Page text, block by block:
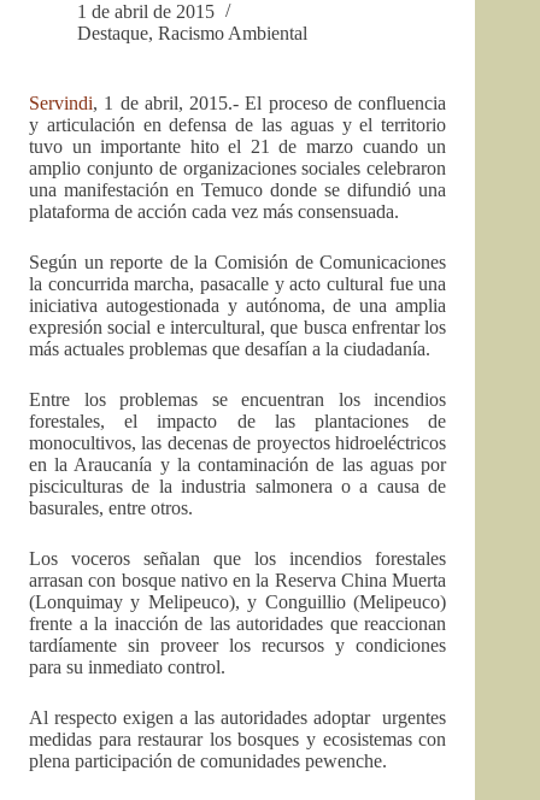
1 de abril de 2015
Destaque, Racismo Ambiental
Servindi, 1 de abril, 2015.- El proceso de confluencia
y articulación en defensa de las aguas y el territorio
tuvo un importante hito el 21 de marzo cuando un
amplio conjunto de organizaciones sociales celebraron
una manifestación en Temuco donde se difundió una
plataforma de acción cada vez más consensuada.
Según un reporte de la Comisión de Comunicaciones
la concurrida marcha, pasacalle y acto cultural fue una
iniciativa autogestionada y autónoma, de una amplia
expresión social e intercultural, que busca enfrentar los
más actuales problemas que desafían a la ciudadanía.
Entre los problemas se encuentran los incendios
forestales, el impacto de las plantaciones de
monocultivos, las decenas de proyectos hidroeléctricos
en la Araucanía y la contaminación de las aguas por
pisciculturas de la industria salmonera o a causa de
basurales, entre otros.
Los voceros señalan que los incendios forestales
arrasan con bosque nativo en la Reserva China Muerta
(Lonquimay y Melipeuco), y Conguillio (Melipeuco)
frente a la inacción de las autoridades que reaccionan
tardíamente sin proveer los recursos y condiciones
para su inmediato control.
Al respecto exigen a las autoridades adoptar urgentes
medidas para restaurar los bosques y ecosistemas con
plena participación de comunidades pewenche.